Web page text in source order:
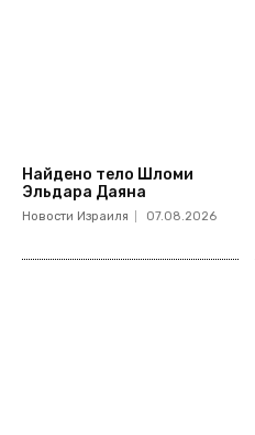
Найдено тело Шломи
Эльдара Даяна
Новости Израиля 07.08.2026